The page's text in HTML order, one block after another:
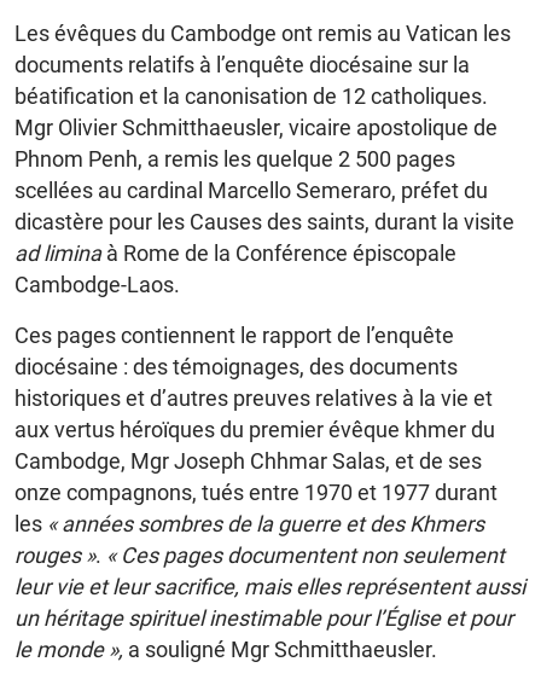
Les évêques du Cambodge ont remis au Vatican les
documents relatifs à l’enquête diocésaine sur la
béatification et la canonisation de 12 catholiques.
Mgr Olivier Schmitthaeusler, vicaire apostolique de
Phnom Penh, a remis les quelque 2 500 pages
scellées au cardinal Marcello Semeraro, préfet du
dicastère pour les Causes des saints, durant la visite
ad liminaà Rome de la Conférence épiscopale
Cambodge-Laos.
Ces pages contiennent le rapport de l’enquête
diocésaine : des témoignages, des documents
historiques et d’autres preuves relatives à la vie et
aux vertus héroïques du premier évêque khmer du
Cambodge, Mgr Joseph Chhmar Salas, et de ses
onze compagnons, tués entre 1970 et 1977 durant
les « années sombres de la guerre et des Khmers
rouges ». « Ces pages documentent non seulement
leur vie et leur sacrifice, mais elles représentent aussi
un héritage spirituel inestimable pour l’Église et pour
le monde », a souligné Mgr Schmitthaeusler.